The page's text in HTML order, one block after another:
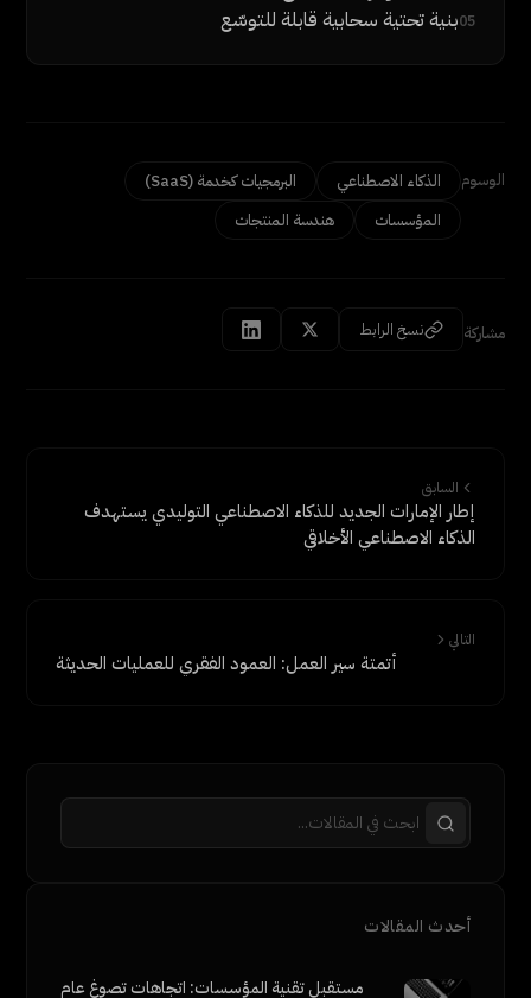
05بنية تحتية سحابية قابلة للتوسّع
الوسوم الذكاء الاصطناعي
البرمجيات كخدمة (SaaS)
المؤسسات
هندسة المنتجات
مشاركة نسخ الرابط
السابق
إطار الإمارات الجديد للذكاء الاصطناعي التوليدي يستهدف
الذكاء الاصطناعي الأخلاقي
التالي
أتمتة سير العمل: العمود الفقري للعمليات الحديثة
أحدث المقالات
مستقبل تقنية المؤسسات: اتجاهات تصوغ عام